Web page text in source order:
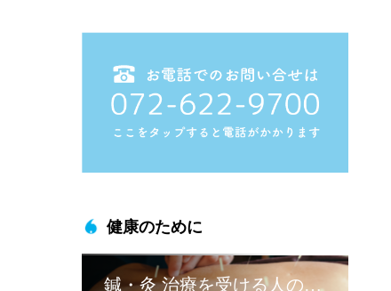
健康のために
鍼・灸 治療を受ける人のために